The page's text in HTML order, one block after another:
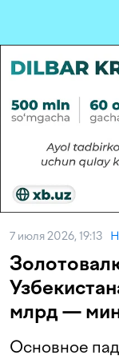
7 июля 2026, 19:13
млрд —
Основное